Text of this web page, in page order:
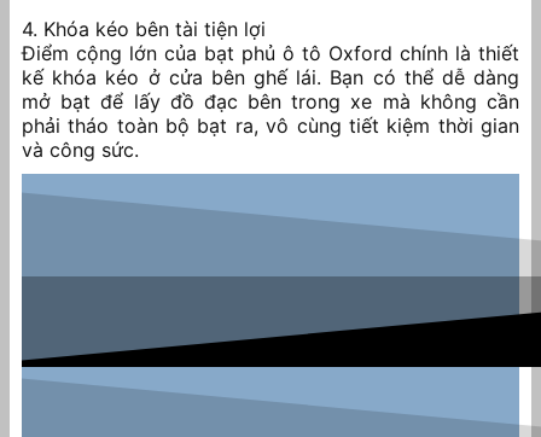
4. Khóa kéo bên tài tiện lợi
Điểm cộng lớn của bạt phủ ô tô Oxford chính là thiết
kế khóa kéo ở cửa bên ghế lái. Bạn có thể dễ dàng
mở bạt để lấy đồ đạc bên trong xe mà không cần
phải tháo toàn bộ bạt ra, vô cùng tiết kiệm thời gian
và công sức.